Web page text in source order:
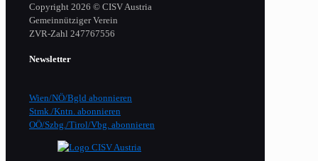
Copyright 2026 © CISV Austria
Gemeinnütziger Verein
​ZVR-Zahl 247767556
Newsletter
Wien/NÖ/Bgld abonnieren
Stmk./Kntn. abonnieren
OÖ/Szbg./Tirol/Vbg. abonnieren